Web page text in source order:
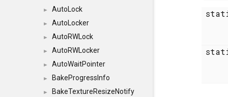
► AutoLock
► AutoLocker
► AutoRWLock
► AutoRWLocker
► AutoWaitPointer
► BakeProgressInfo
► BakeTextureResizeNotify